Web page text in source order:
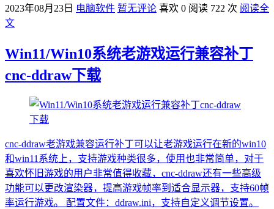
2023年08月23日 电脑软件 暂无评论 喜欢 0 阅读 722 次 阅读全
文
Win11/Win10系统老游戏运行兼容补丁
cnc-ddraw下载
cnc-ddraw老游戏兼容运行补丁可以让老游戏运行在新的win10
和win11系统上，支持游戏种类很多，使用也非常简单，对于
喜欢怀旧游戏的用户非常值得收藏，cnc-ddraw还有一些高级
功能可以更改渲染器，提高游戏帧率到适合显示器，支持60帧
率运行游戏。 配置文件：ddraw.ini，支持自定义调节设置。